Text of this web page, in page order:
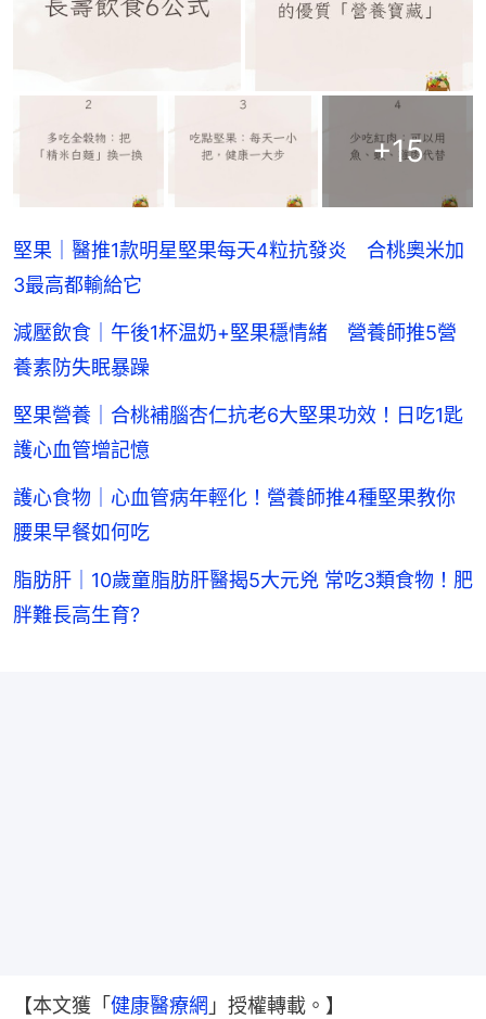
+15
堅果｜醫推1款明星堅果每天4粒抗發炎 合桃奧米加
3最高都輸給它
減壓飲食｜午後1杯温奶+堅果穩情緒 營養師推5營
養素防失眠暴躁
堅果營養｜合桃補腦杏仁抗老6大堅果功效！日吃1匙
護心血管增記憶
護心食物｜心血管病年輕化！營養師推4種堅果教你
腰果早餐如何吃
脂肪肝｜10歲童脂肪肝醫揭5大元兇 常吃3類食物！肥
胖難長高生育?
【本文獲「 健康醫療網 」授權轉載。】